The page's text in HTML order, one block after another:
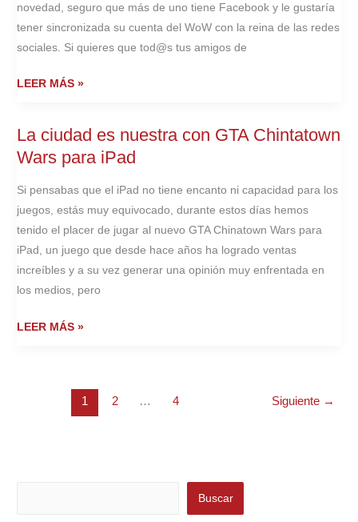
SALGA
novedad, seguro que más de uno tiene Facebook y le gustaría
tener sincronizada su cuenta del WoW con la reina de las redes
sociales. Si quieres que tod@s tus amigos de
VINCULA
DE
WORLD
OF
WARCRAFT
CON
FACEBOOK
LEER MÁS »
La ciudad es nuestra con GTA Chintatown
Wars para iPad
Si pensabas que el iPad no tiene encanto ni capacidad para los
juegos, estás muy equivocado, durante estos días hemos
tenido el placer de jugar al nuevo GTA Chinatown Wars para
iPad, un juego que desde hace años ha logrado ventas
increíbles y a su vez generar una opinión muy enfrentada en
los medios, pero
LA
LEER MÁS »
1 2 … 4 Siguiente →
Buscar